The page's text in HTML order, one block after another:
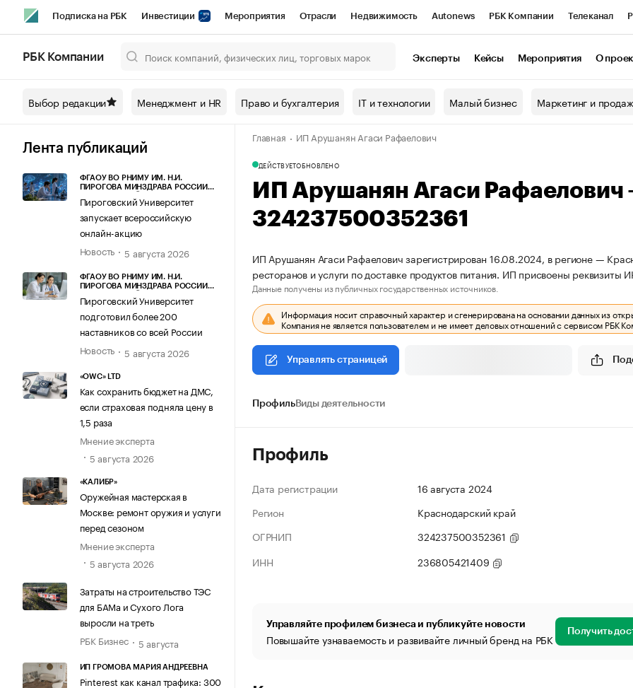
Подписка на РБК Инвестиции Мероприятия Отрасли Недвижимость Autonews РБК Компании Телеканал
Спецпроекты СПб Конференции СПб Спецпроекты Проверка контрагентов
Технологии и медиа Рынок наличной валюты
РБК Компании Эксперты Кейсы Мероприятия О
Выбор редакции Менеджмент и HR Право и бухгалтерия IT и технологии Малый бизнес Маркетинг и
Лента публикаций
ФГАОУ ВО РНИМУ ИМ. Н.И.
ПИРОГОВА МИНЗДРАВА РОССИИ
Пироговский Университет
запускает всероссийскую
онлайн-акцию
Новость
5 августа 2026
ФГАОУ ВО РНИМУ ИМ. Н.И.
ПИРОГОВА МИНЗДРАВА РОССИИ
Пироговский Университет
подготовил более 200
наставников со всей России
Новость
5 августа 2026
«OWC» LTD
Как сохранить бюджет на ДМС,
если страховая подняла цену в
1,5 раза
Мнение эксперта
5 августа 2026
«КАЛИБР»
Оружейная мастерская в
Москве: ремонт оружия и услуги
перед сезоном
Мнение эксперта
5 августа 2026
Затраты на строительство ТЭС
для БАМа и Сухого Лога
выросли на треть
РБК Бизнес
5 августа
ИП ГРОМОВА МАРИЯ АНДРЕЕВНА
Pinterest как канал трафика: 300
Главная ИП Арушанян Агаси Рафаелович
ДЕЙСТВУЕТОБНОВЛЕНО
ИП Арушанян Агаси
324237500352361
ИП Арушанян Агаси Рафаелович зарегистрирован 16.08.2024, в регионе —
ресторанов и услуги по доставке продуктов питания. ИП присвоены
Данные получены из публичных государственных источников.
Информация носит справочный характер и сгенерирована на основании данных из
Компания не является пользователем и не имеет деловых отношений с сервисом РБК
Управлять страницей
ПрофильВиды деятельности
Профиль
Дата регистрации
16 августа 2024
Регион
Краснодарский край
ОГРНИП
324237500352361
ИНН
236805421409
Управляйте профилем бизнеса и публикуйте новости
Повышайте узнаваемость и развивайте личный бренд на РБК Получить